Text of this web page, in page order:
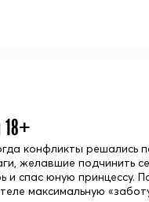
18+
конфликты решались
желавшие подчинить
спас юную принцессу.
максимальную